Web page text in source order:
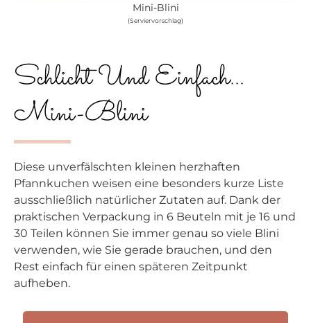
Mini-Blini
(Serviervorschlag)
Schlicht Und Einfach...
Mini-Blini
Diese unverfälschten kleinen herzhaften
Pfannkuchen weisen eine besonders kurze Liste
ausschließlich natürlicher Zutaten auf. Dank der
praktischen Verpackung in 6 Beuteln mit je 16 und
30 Teilen können Sie immer genau so viele Blini
verwenden, wie Sie gerade brauchen, und den
Rest einfach für einen späteren Zeitpunkt
aufheben.